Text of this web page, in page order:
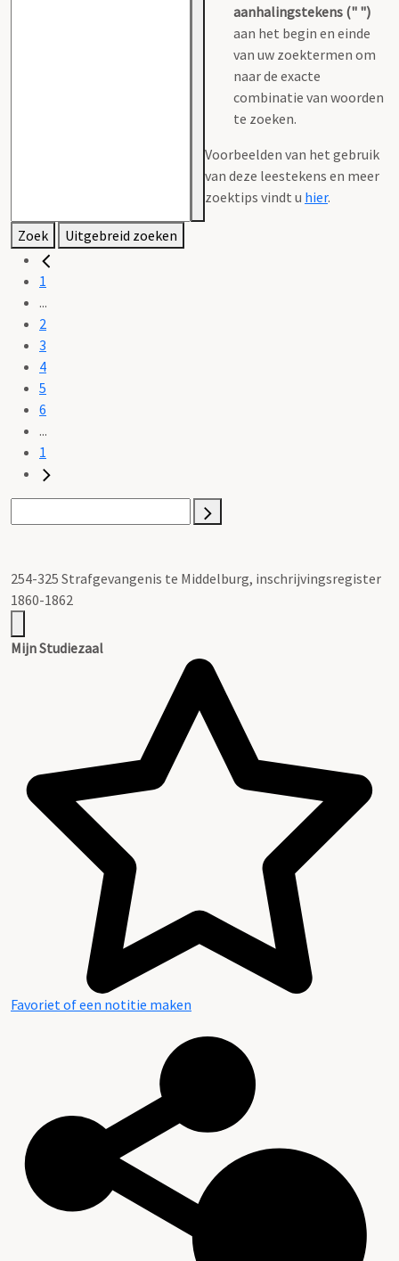
aanhalingstekens (" ")
aan het begin en einde
van uw zoektermen om
naar de exacte
combinatie van woorden
te zoeken.
Voorbeelden van het gebruik
van deze leestekens en meer
zoektips vindt u hier.
Zoek Uitgebreid zoeken
1
...
2
3
4
5
6
...
1
254-325 Strafgevangenis te Middelburg, inschrijvingsregister
1860-1862
Mijn Studiezaal
Favoriet of een notitie maken